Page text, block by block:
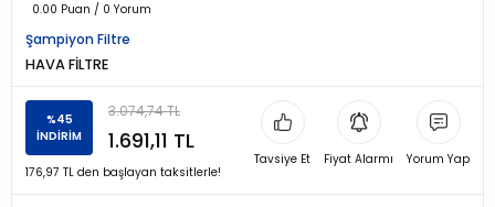
0.00 Puan / 0 Yorum
Şampiyon Filtre
HAVA FİLTRE
%45
İNDİRİM
3.074,74 TL
1.691,11 TL
176,97 TL den başlayan taksitlerle!
Tavsiye Et Fiyat Alarmı Yorum Yap